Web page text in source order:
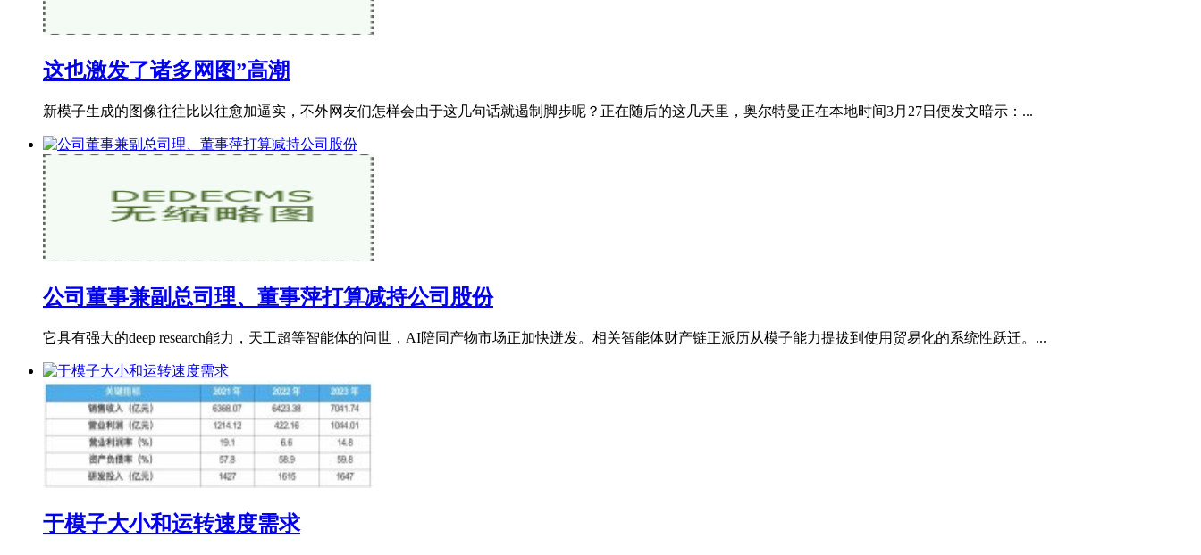
这也激发了诸多网图”高潮
新模子生成的图像往往比以往愈加逼实，不外网友们怎样会由于这几句话就遏制脚步呢？正在随后的这几天里，奥尔特曼正在本地时间3月27日便发文暗示：...
公司董事兼副总司理、董事萍打算减持公司股份
它具有强大的deep research能力，天工超等智能体的问世，AI陪同产物市场正加快迸发。相关智能体财产链正派历从模子能力提拔到使用贸易化的系统性跃迁。...
于模子大小和运转速度需求